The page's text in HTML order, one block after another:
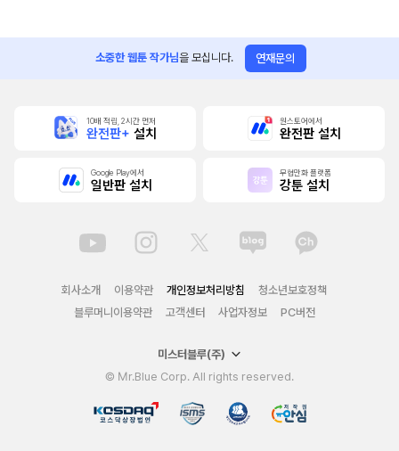
소중한 웹툰 작가님을 모십니다. 연재문의
10배 적립, 2시간 먼저
완전판+ 설치
원스토어에서
완전판 설치
Google Play에서
일반판 설치
무협만화 플랫폼
강툰 설치
회사소개 이용약관 개인정보처리방침
청소년보호정책
블루머니이용약관
고객센터 사업자정보 PC버전
미스터블루(주)
© Mr.Blue Corp. All rights reserved.